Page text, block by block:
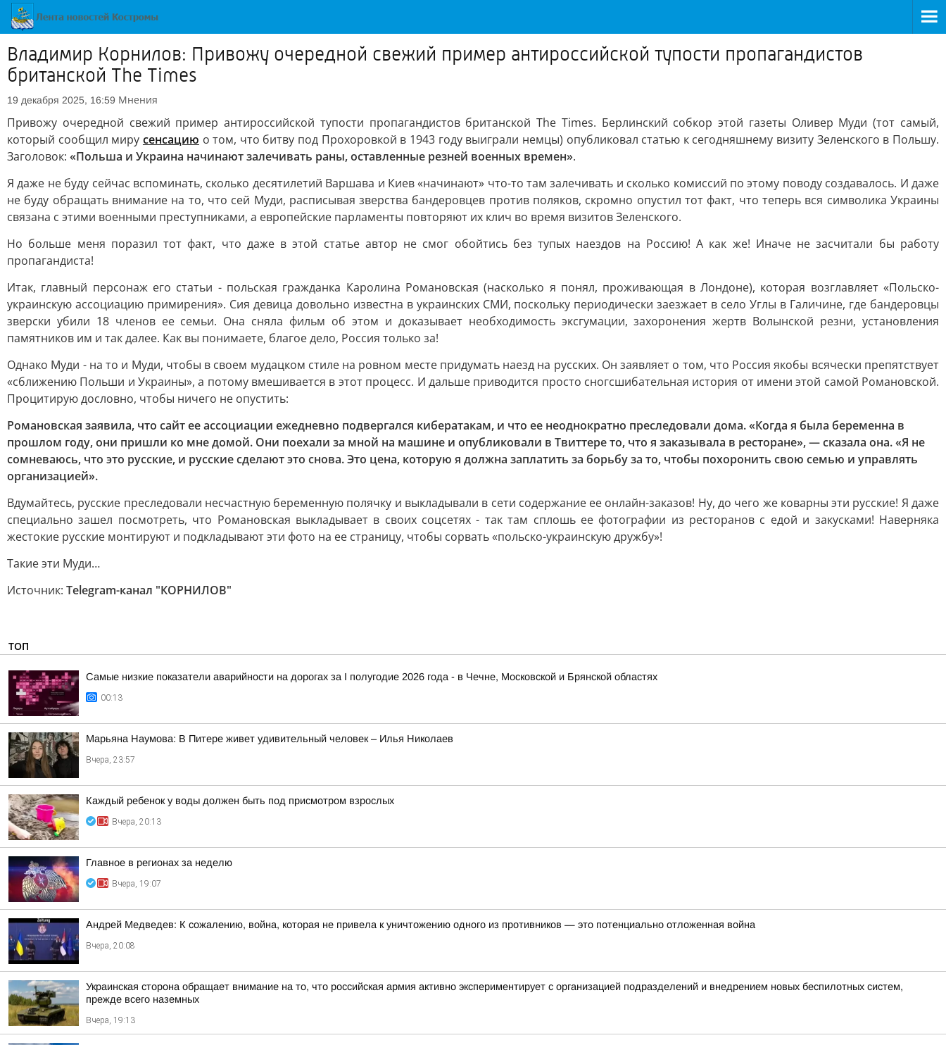
Владимир Корнилов: Привожу очередной свежий пример антироссийской тупости пропагандистов
британской The Times
19 декабря 2025, 16:59 Мнения
Привожу очередной свежий пример антироссийской тупости пропагандистов британской The Times. Берлинский собкор этой газеты Оливер Муди (тот самый,
который сообщил миру сенсацию о том, что битву под Прохоровкой в 1943 году выиграли немцы) опубликовал статью к сегодняшнему визиту Зеленского в Польшу.
Заголовок: «Польша и Украина начинают залечивать раны, оставленные резней военных времен».
Я даже не буду сейчас вспоминать, сколько десятилетий Варшава и Киев «начинают» что-то там залечивать и сколько комиссий по этому поводу создавалось. И даже
не буду обращать внимание на то, что сей Муди, расписывая зверства бандеровцев против поляков, скромно опустил тот факт, что теперь вся символика Украины
связана с этими военными преступниками, а европейские парламенты повторяют их клич во время визитов Зеленского.
Но больше меня поразил тот факт, что даже в этой статье автор не смог обойтись без тупых наездов на Россию! А как же! Иначе не засчитали бы работу
пропагандиста!
Итак, главный персонаж его статьи - польская гражданка Каролина Романовская (насколько я понял, проживающая в Лондоне), которая возглавляет «Польско-
украинскую ассоциацию примирения». Сия девица довольно известна в украинских СМИ, поскольку периодически заезжает в село Углы в Галичине, где бандеровцы
зверски убили 18 членов ее семьи. Она сняла фильм об этом и доказывает необходимость эксгумации, захоронения жертв Волынской резни, установления
памятников им и так далее. Как вы понимаете, благое дело, Россия только за!
Однако Муди - на то и Муди, чтобы в своем мудацком стиле на ровном месте придумать наезд на русских. Он заявляет о том, что Россия якобы всячески препятствует
«сближению Польши и Украины», а потому вмешивается в этот процесс. И дальше приводится просто сногсшибательная история от имени этой самой Романовской.
Процитирую дословно, чтобы ничего не опустить:
Романовская заявила, что сайт ее ассоциации ежедневно подвергался кибератакам, и что ее неоднократно преследовали дома. «Когда я была беременна в
прошлом году, они пришли ко мне домой. Они поехали за мной на машине и опубликовали в Твиттере то, что я заказывала в ресторане», — сказала она. «Я не
сомневаюсь, что это русские, и русские сделают это снова. Это цена, которую я должна заплатить за борьбу за то, чтобы похоронить свою семью и управлять
организацией».
Вдумайтесь, русские преследовали несчастную беременную полячку и выкладывали в сети содержание ее онлайн-заказов! Ну, до чего же коварны эти русские! Я даже
специально зашел посмотреть, что Романовская выкладывает в своих соцсетях - так там сплошь ее фотографии из ресторанов с едой и закусками! Наверняка
жестокие русские монтируют и подкладывают эти фото на ее страницу, чтобы сорвать «польско-украинскую дружбу»!
Такие эти Муди…
Источник: Telegram-канал "КОРНИЛОВ"
ТОП
Самые низкие показатели аварийности на дорогах за I полугодие 2026 года - в Чечне, Московской и Брянской областях
00:13
Марьяна Наумова: В Питере живет удивительный человек – Илья Николаев
Вчера, 23:57
Каждый ребенок у воды должен быть под присмотром взрослых
Вчера, 20:13
Главное в регионах за неделю
Вчера, 19:07
Андрей Медведев: К сожалению, война, которая не привела к уничтожению одного из противников — это потенциально отложенная война
Вчера, 20:08
Украинская сторона обращает внимание на то, что российская армия активно экспериментирует с организацией подразделений и внедрением новых беспилотных систем,
прежде всего наземных
Вчера, 19:13